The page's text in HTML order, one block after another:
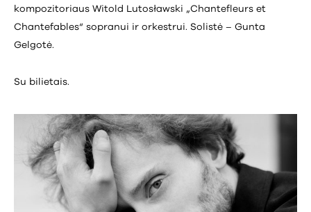
kompozitoriaus Witold Lutosławski „Chantefleurs et
Chantefables“ sopranui ir orkestrui. Solistė – Gunta
Gelgotė.
Su bilietais.